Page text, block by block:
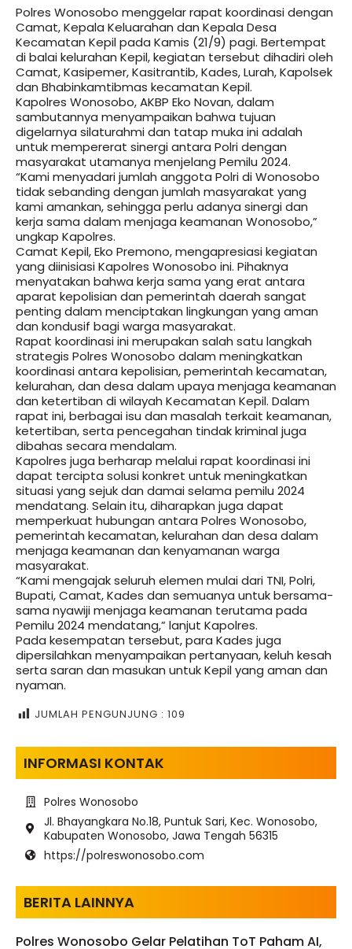
Polres Wonosobo menggelar rapat koordinasi dengan
Camat, Kepala Keluarahan dan Kepala Desa
Kecamatan Kepil pada Kamis (21/9) pagi. Bertempat
di balai kelurahan Kepil, kegiatan tersebut dihadiri oleh
Camat, Kasipemer, Kasitrantib, Kades, Lurah, Kapolsek
dan Bhabinkamtibmas kecamatan Kepil.
Kapolres Wonosobo, AKBP Eko Novan, dalam
sambutannya menyampaikan bahwa tujuan
digelarnya silaturahmi dan tatap muka ini adalah
untuk mempererat sinergi antara Polri dengan
masyarakat utamanya menjelang Pemilu 2024.
“Kami menyadari jumlah anggota Polri di Wonosobo
tidak sebanding dengan jumlah masyarakat yang
kami amankan, sehingga perlu adanya sinergi dan
kerja sama dalam menjaga keamanan Wonosobo,”
ungkap Kapolres.
Camat Kepil, Eko Premono, mengapresiasi kegiatan
yang diinisiasi Kapolres Wonosobo ini. Pihaknya
menyatakan bahwa kerja sama yang erat antara
aparat kepolisian dan pemerintah daerah sangat
penting dalam menciptakan lingkungan yang aman
dan kondusif bagi warga masyarakat.
Rapat koordinasi ini merupakan salah satu langkah
strategis Polres Wonosobo dalam meningkatkan
koordinasi antara kepolisian, pemerintah kecamatan,
kelurahan, dan desa dalam upaya menjaga keamanan
dan ketertiban di wilayah Kecamatan Kepil. Dalam
rapat ini, berbagai isu dan masalah terkait keamanan,
ketertiban, serta pencegahan tindak kriminal juga
dibahas secara mendalam.
Kapolres juga berharap melalui rapat koordinasi ini
dapat tercipta solusi konkret untuk meningkatkan
situasi yang sejuk dan damai selama pemilu 2024
mendatang. Selain itu, diharapkan juga dapat
memperkuat hubungan antara Polres Wonosobo,
pemerintah kecamatan, kelurahan dan desa dalam
menjaga keamanan dan kenyamanan warga
masyarakat.
“Kami mengajak seluruh elemen mulai dari TNI, Polri,
Bupati, Camat, Kades dan semuanya untuk bersama-
sama nyawiji menjaga keamanan terutama pada
Pemilu 2024 mendatang,” lanjut Kapolres.
Pada kesempatan tersebut, para Kades juga
dipersilahkan menyampaikan pertanyaan, keluh kesah
serta saran dan masukan untuk Kepil yang aman dan
nyaman.
JUMLAH PENGUNJUNG : 109
INFORMASI KONTAK
Polres Wonosobo
Jl. Bhayangkara No.18, Puntuk Sari, Kec. Wonosobo,
Kabupaten Wonosobo, Jawa Tengah 56315
https://polreswonosobo.com
BERITA LAINNYA
Polres Wonosobo Gelar Pelatihan ToT Paham AI,